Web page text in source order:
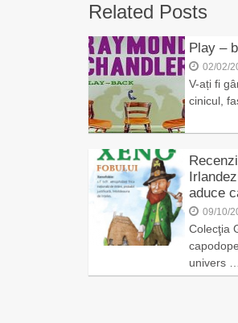
Related Posts
Play –
02/02/
V-ați fi
cinicul,
aduce
09/10/
Colecţia
univers …